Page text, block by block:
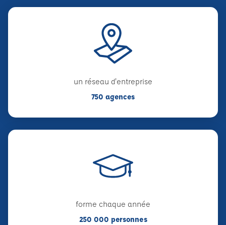
un réseau d'entreprise
750 agences
forme chaque année
250 000 personnes